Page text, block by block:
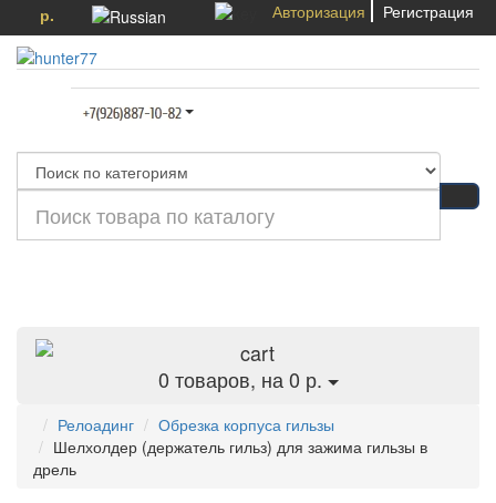
р. Авторизация Регистрация
0 товаров, на 0 р.
Релоадинг
Обрезка корпуса гильзы
Шелхолдер (держатель гильз) для зажима гильзы в
дрель